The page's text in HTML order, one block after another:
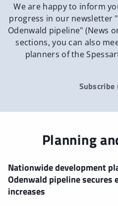
We are happy to inform
progress in our newsletter
Odenwald pipeline" (News
sections, you can also
planners of the
Subscribe
Planning
Nationwide development
Odenwald pipeline secures
increases